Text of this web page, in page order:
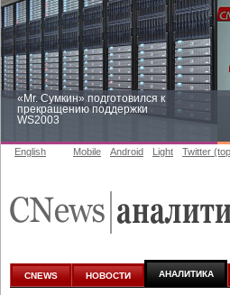
«Mr. Сумкин» подготовился к
прекращению поддержки
WS2003
аналитике
English Mobile Android Light Twitter
CNEWS НОВОСТИ АНАЛИТИКА